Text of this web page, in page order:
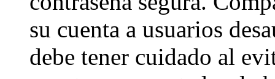
su cuenta a usuarios
debe tener cuidado al